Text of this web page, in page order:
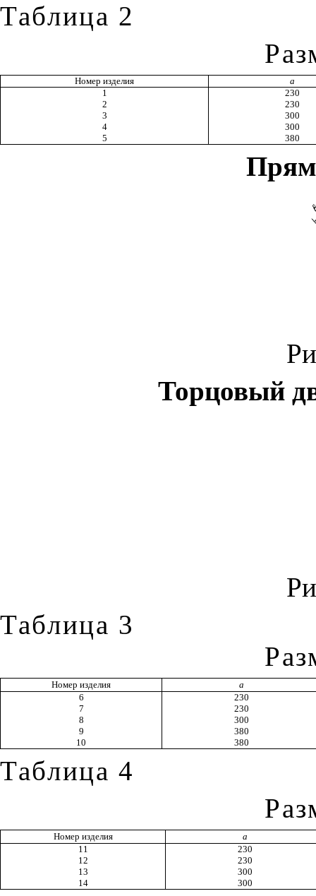
Таблица 2
Номер изделия
а
1
230
2
230
3
300
4
300
5
380
Торцовый
Таблица 3
Номер изделия
а
6
230
7
230
8
300
9
380
10
380
Таблица 4
Номер изделия
а
11
230
12
230
13
300
14
300